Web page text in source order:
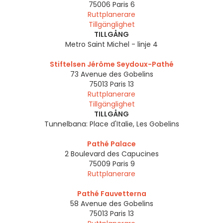
75006 Paris 6
Ruttplanerare
Tillgänglighet
TILLGÅNG
Metro Saint Michel - linje 4
Stiftelsen Jérôme Seydoux-Pathé
73 Avenue des Gobelins
75013 Paris 13
Ruttplanerare
Tillgänglighet
TILLGÅNG
Tunnelbana: Place d'Italie, Les Gobelins
Pathé Palace
2 Boulevard des Capucines
75009 Paris 9
Ruttplanerare
Pathé Fauvetterna
58 Avenue des Gobelins
75013 Paris 13